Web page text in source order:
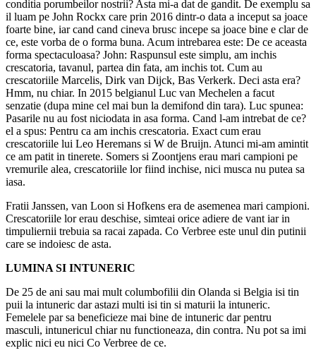
conditia porumbeilor nostrii? Asta mi-a dat de gandit. De exemplu sa
il luam pe John Rockx care prin 2016 dintr-o data a inceput sa joace
foarte bine, iar cand cand cineva brusc incepe sa joace bine e clar de
ce, este vorba de o forma buna. Acum intrebarea este: De ce aceasta
forma spectaculoasa? John: Raspunsul este simplu, am inchis
crescatoria, tavanul, partea din fata, am inchis tot. Cum au
crescatoriile Marcelis, Dirk van Dijck, Bas Verkerk. Deci asta era?
Hmm, nu chiar. In 2015 belgianul Luc van Mechelen a facut
senzatie (dupa mine cel mai bun la demifond din tara). Luc spunea:
Pasarile nu au fost niciodata in asa forma. Cand l-am intrebat de ce?
el a spus: Pentru ca am inchis crescatoria. Exact cum erau
crescatoriile lui Leo Heremans si W de Bruijn. Atunci mi-am amintit
ce am patit in tinerete. Somers si Zoontjens erau mari campioni pe
vremurile alea, crescatoriile lor fiind inchise, nici musca nu putea sa
iasa.
Fratii Janssen, van Loon si Hofkens era de asemenea mari campioni.
Crescatoriile lor erau deschise, simteai orice adiere de vant iar in
timpuliernii trebuia sa racai zapada. Co Verbree este unul din putinii
care se indoiesc de asta.
LUMINA SI INTUNERIC
De 25 de ani sau mai mult columbofilii din Olanda si Belgia isi tin
puii la intuneric dar astazi multi isi tin si maturii la intuneric.
Femelele par sa beneficieze mai bine de intuneric dar pentru
masculi, intunericul chiar nu functioneaza, din contra. Nu pot sa imi
explic nici eu nici Co Verbree de ce.